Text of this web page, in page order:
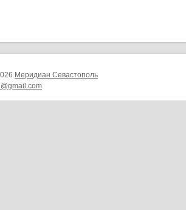
Меридиан Севастополь